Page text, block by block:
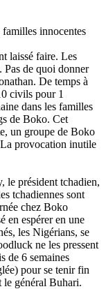
innocentes
laissé faire. Les
Pas de quoi donner
De temps à
civils pour 1
dans les familles
de Boko. Cet
un groupe de Boko
provocation inutile
le président tchadien,
tchadiennes sont
chez Boko
en espérer en une
les Nigérians, se
ne les pressent
de 6 semaines
pour se tenir fin
le général Buhari.